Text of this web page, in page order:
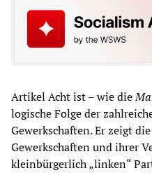
Artikel Acht ist – wie die
logische Folge der
Gewerkschaften. Er zeigt
Gewerkschaften und ihrer
kleinbürgerlich „linken“